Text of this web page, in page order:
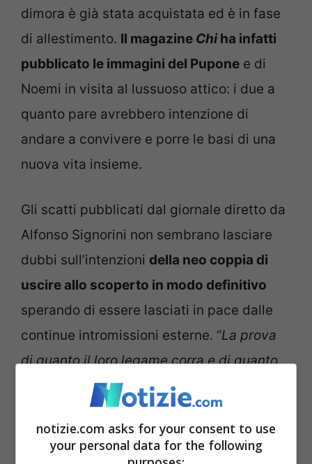
dimora è già stata acquistata ed è in fase
di allestimento. Il magazine Chiha infatti
pubblicato le immagini del Pupone e di
Noemi in visita al lussuoso attico: i due a
quanto pare avrebbero intenzione di
andare a convivere e porre le basi di una
nuova vita insieme.
Gli scatti pubblicati dal giornale diretto da
Alfonso Signorini non sembrano lasciare
dubbi sull’intenzioni della neo coppia di
uscire allo scoperto in modo definitivo
sperando di essere lasciati in pace dalle
continue intromissioni esterne. “La prova
di quanto il loro legame corra e di quanto
questo passaggio sia stato meditato e
preparato nel tempo, nonostante Totti dica
di frequentare Noemi solo da Capodanno.
La coppia, quindi, potrebbe festeggiare il
notizie.com asks for your consent to use
your personal data for the following